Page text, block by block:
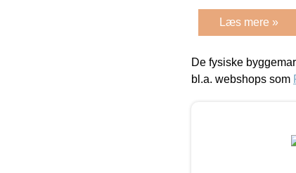
Læs mere »
De fysiske
bl.a. webshops som